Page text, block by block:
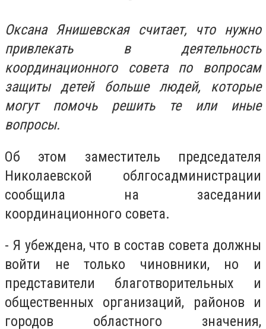
Оксана Янишевская считает, что нужно
привлекать в деятельность
координационного совета по вопросам
защиты детей больше людей, которые
могут помочь решить те или иные
вопросы.
Об этом заместитель председателя
Николаевской облгосадминистрации
сообщила на заседании
координационного совета.
- Я убеждена, что в состав совета должны
войти не только чиновники, но и
представители благотворительных и
общественных организаций, районов и
городов областного значения,